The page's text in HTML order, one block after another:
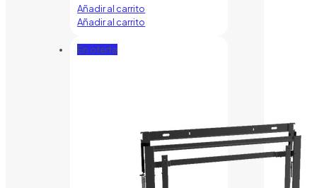
Añadir al carrito
Añadir al carrito
En oferta